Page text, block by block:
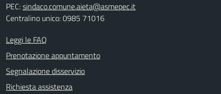
PEC:sindaco.comune.aieta@asmepec.it
Centralino unico: 0985 71016
Leggi le FAQ
Prenotazione appuntamento
Segnalazione disservizio
Richiesta assistenza